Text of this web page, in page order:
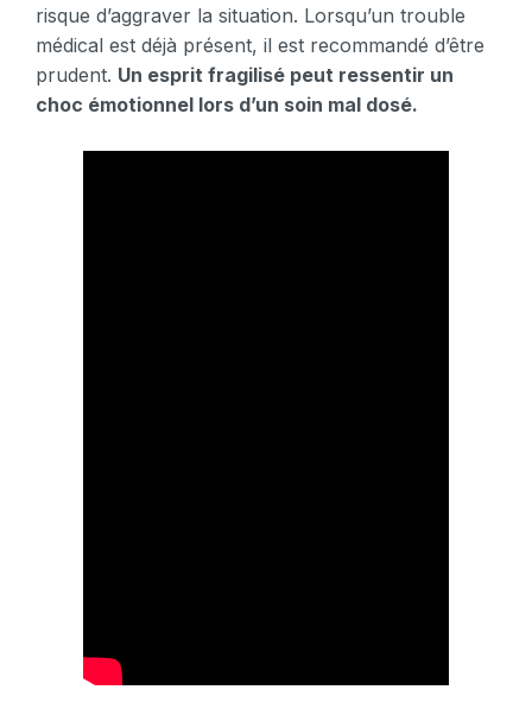
risque d’aggraver la situation. Lorsqu’un trouble
médical est déjà présent, il est recommandé d’être
prudent. Un esprit fragilisé peut ressentir un
choc émotionnel lors d’un soin mal dosé.